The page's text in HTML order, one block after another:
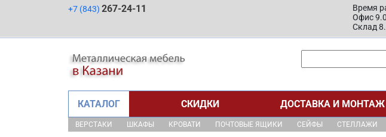
+7 (843) 267-24-11
Время
Офис
Склад
КАТАЛОГ СКИДКИ ДОСТАВКА И МОНТАЖ
ВЕРСТАКИ ШКАФЫ КРОВАТИ ПОЧТОВЫЕ ЯЩИКИ СЕЙФЫ СТЕЛЛАЖИ